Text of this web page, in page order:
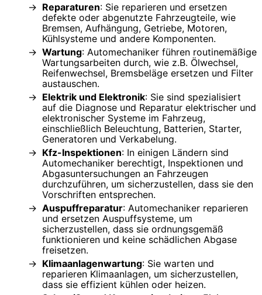
Reparaturen: Sie reparieren und ersetzen
defekte oder abgenutzte Fahrzeugteile, wie
Bremsen, Aufhängung, Getriebe, Motoren,
Kühlsysteme und andere Komponenten.
Wartung: Automechaniker führen routinemäßige
Wartungsarbeiten durch, wie z.B. Ölwechsel,
Reifenwechsel, Bremsbeläge ersetzen und Filter
austauschen.
Elektrik und Elektronik: Sie sind spezialisiert
auf die Diagnose und Reparatur elektrischer und
elektronischer Systeme im Fahrzeug,
einschließlich Beleuchtung, Batterien, Starter,
Generatoren und Verkabelung.
Kfz-Inspektionen: In einigen Ländern sind
Automechaniker berechtigt, Inspektionen und
Abgasuntersuchungen an Fahrzeugen
durchzuführen, um sicherzustellen, dass sie den
Vorschriften entsprechen.
Auspuffreparatur: Automechaniker reparieren
und ersetzen Auspuffsysteme, um
sicherzustellen, dass sie ordnungsgemäß
funktionieren und keine schädlichen Abgase
freisetzen.
Klimaanlagenwartung: Sie warten und
reparieren Klimaanlagen, um sicherzustellen,
dass sie effizient kühlen oder heizen.